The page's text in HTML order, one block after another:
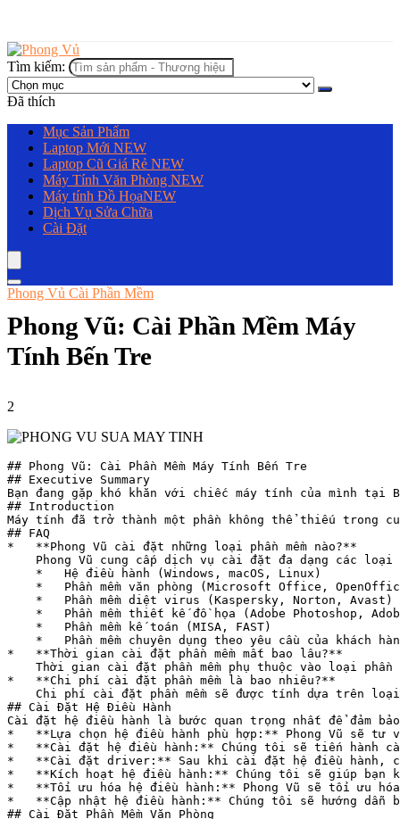
Tìm kiếm:
Đã thích
Mục Sản Phẩm
Laptop Mới NEW
Laptop Cũ Giá Rẻ NEW
Máy Tính Văn Phòng NEW
Máy tính Đồ HọaNEW
Dịch Vụ Sửa Chữa
Cài Đặt
Phong Vủ Cài Phần Mềm
Phong Vũ: Cài Phần Mềm Máy
Tính Bến Tre
2
## Phong Vũ: Cài Phần Mềm Máy Tính Bến Tre
## Executive Summary
Bạn đang gặp khó khăn với chiếc máy tính của mình tại
## Introduction
Máy tính đã trở thành một phần không thể thiếu trong
## FAQ
*   **Phong Vũ cài đặt những loại phần mềm nào?**
Phong Vũ cung cấp dịch vụ cài đặt đa dạng các loại
    *   Hệ điều hành (Windows, macOS, Linux)
*   Phần mềm văn phòng (Microsoft Office,
    *   Phần mềm diệt virus (Kaspersky, Norton, Avast)
*   Phần mềm thiết kế đồ họa (Adobe Photoshop,
    *   Phần mềm kế toán (MISA, FAST)
*   Phần mềm chuyên dụng theo yêu cầu của khách
*   **Thời gian cài đặt phần mềm mất bao lâu?**
Thời gian cài đặt phần mềm phụ thuộc vào loại
*   **Chi phí cài đặt phần mềm là bao nhiêu?**
Chi phí cài đặt phần mềm sẽ được tính dựa trên
## Cài Đặt Hệ Điều Hành
Cài đặt hệ điều hành là bước quan trọng nhất để đảm
*   **Lựa chọn hệ điều hành phù hợp:** Phong Vũ sẽ tư
*   **Cài đặt hệ điều hành:** Chúng tôi sẽ tiến hành
*   **Cài đặt driver:** Sau khi cài đặt hệ điều hành,
*   **Kích hoạt hệ điều hành:** Chúng tôi sẽ giúp bạn
*   **Tối ưu hóa hệ điều hành:** Phong Vũ sẽ tối ưu
*   **Cập nhật hệ điều hành:** Chúng tôi sẽ hướng dẫn
## Cài Đặt Phần Mềm Văn Phòng